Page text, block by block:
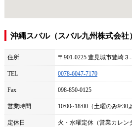
沖縄スバル（スバル九州株式会
住所 〒901-0225 豊見城市豊崎３‐
TEL 0078-6047-7170
Fax 098-850-0125
営業時間 10:00~18:00（土曜のみ9:30
定休日 火・水曜定休（営業カレン